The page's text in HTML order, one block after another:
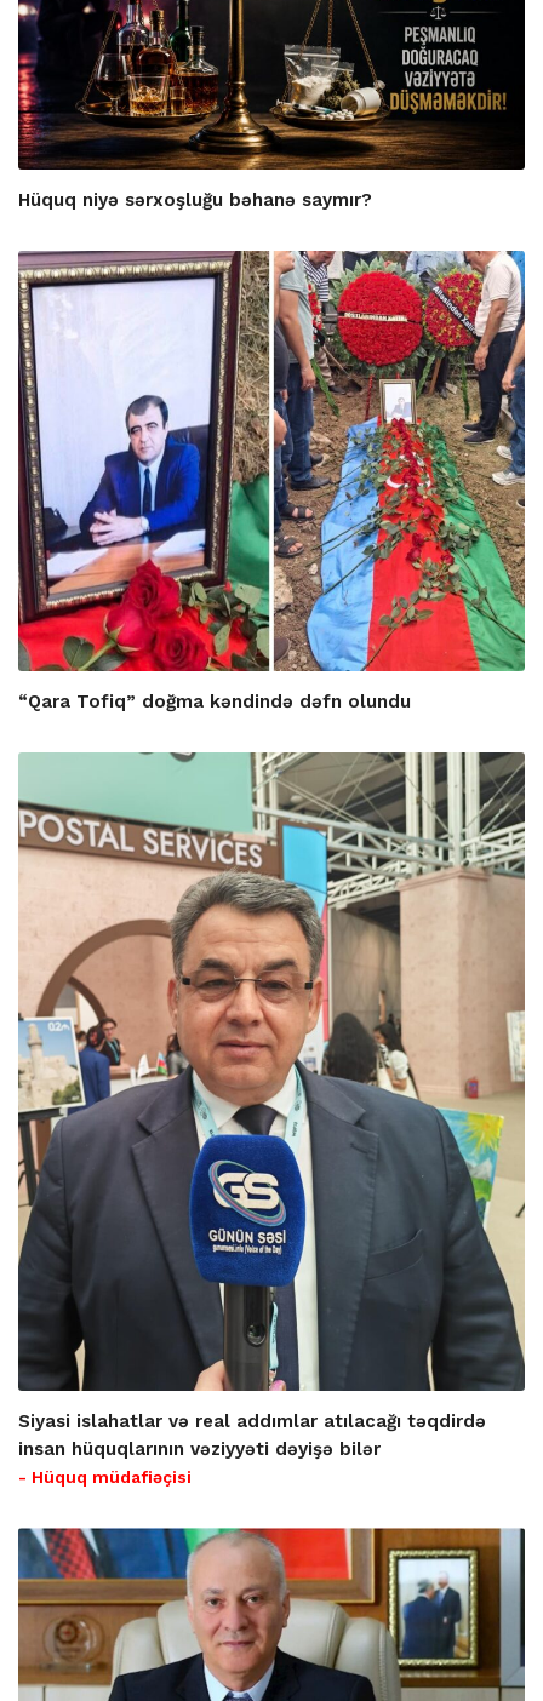
Hüquq niyə sərxoşluğu bəhanə saymır?
“Qara Tofiq” doğma kəndində dəfn olundu
Siyasi islahatlar və real addımlar atılacağı təqdirdə
insan hüquqlarının vəziyyəti dəyişə bilər
- Hüquq müdafiəçisi